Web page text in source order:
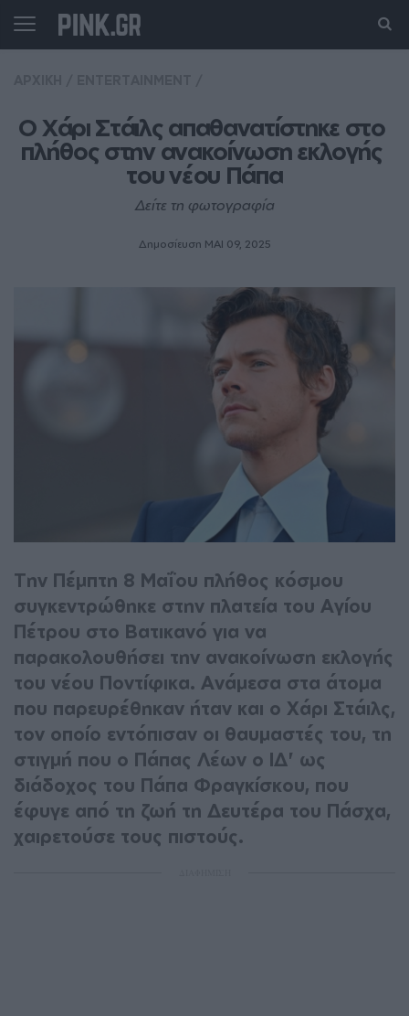
Ο Χάρι Στάιλς απαθανατίστηκε στο
πλήθος στην ανακοίνωση εκλογής
του νέου Πάπα
Δείτε τη φωτογραφία
Δημοσίευση ΜΑΙ 09, 2025
Την Πέμπτη 8 Μαΐου πλήθος κόσμου
συγκεντρώθηκε στην πλατεία του Αγίου
Πέτρου στο Βατικανό για να
παρακολουθήσει την ανακοίνωση εκλογής
του νέου Ποντίφικα. Ανάμεσα στα άτομα
που παρευρέθηκαν ήταν και ο Χάρι Στάιλς,
τον οποίο εντόπισαν οι θαυμαστές του, τη
στιγμή που ο Πάπας Λέων ο ΙΔ' ως
διάδοχος του Πάπα Φραγκίσκου, που
έφυγε από τη ζωή τη Δευτέρα του Πάσχα,
χαιρετούσε τους πιστούς.